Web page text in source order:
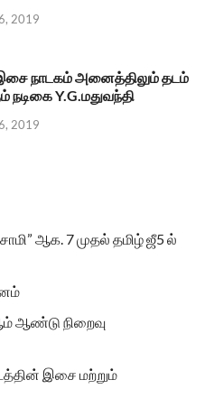
2019
நாடகம் அனைத்திலும் தடம்
நடிகை Y.G.மதுவந்தி
2019
ஆக. 7 முதல் தமிழ் ஜீ5 ல்
ஆண்டு நிறைவு
இசை மற்றும்